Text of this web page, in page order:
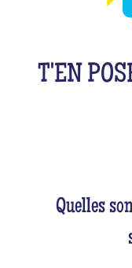
T'EN
Quelles